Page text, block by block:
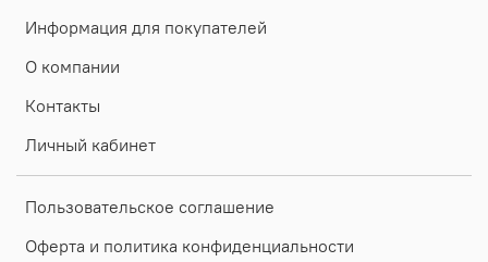
Информация для покупателей
О компании
Контакты
Личный кабинет
Пользовательское соглашение
Оферта и политика конфиденциальности